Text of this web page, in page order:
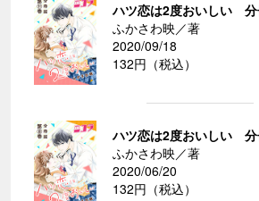
ハツ恋は2度おいしい 分
ふかさわ映／著
2020/09/18
132円（税込）
ハツ恋は2度おいしい 分
ふかさわ映／著
2020/06/20
132円（税込）